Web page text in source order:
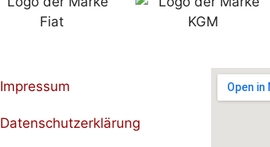
Impressum
Datenschutzerklärung